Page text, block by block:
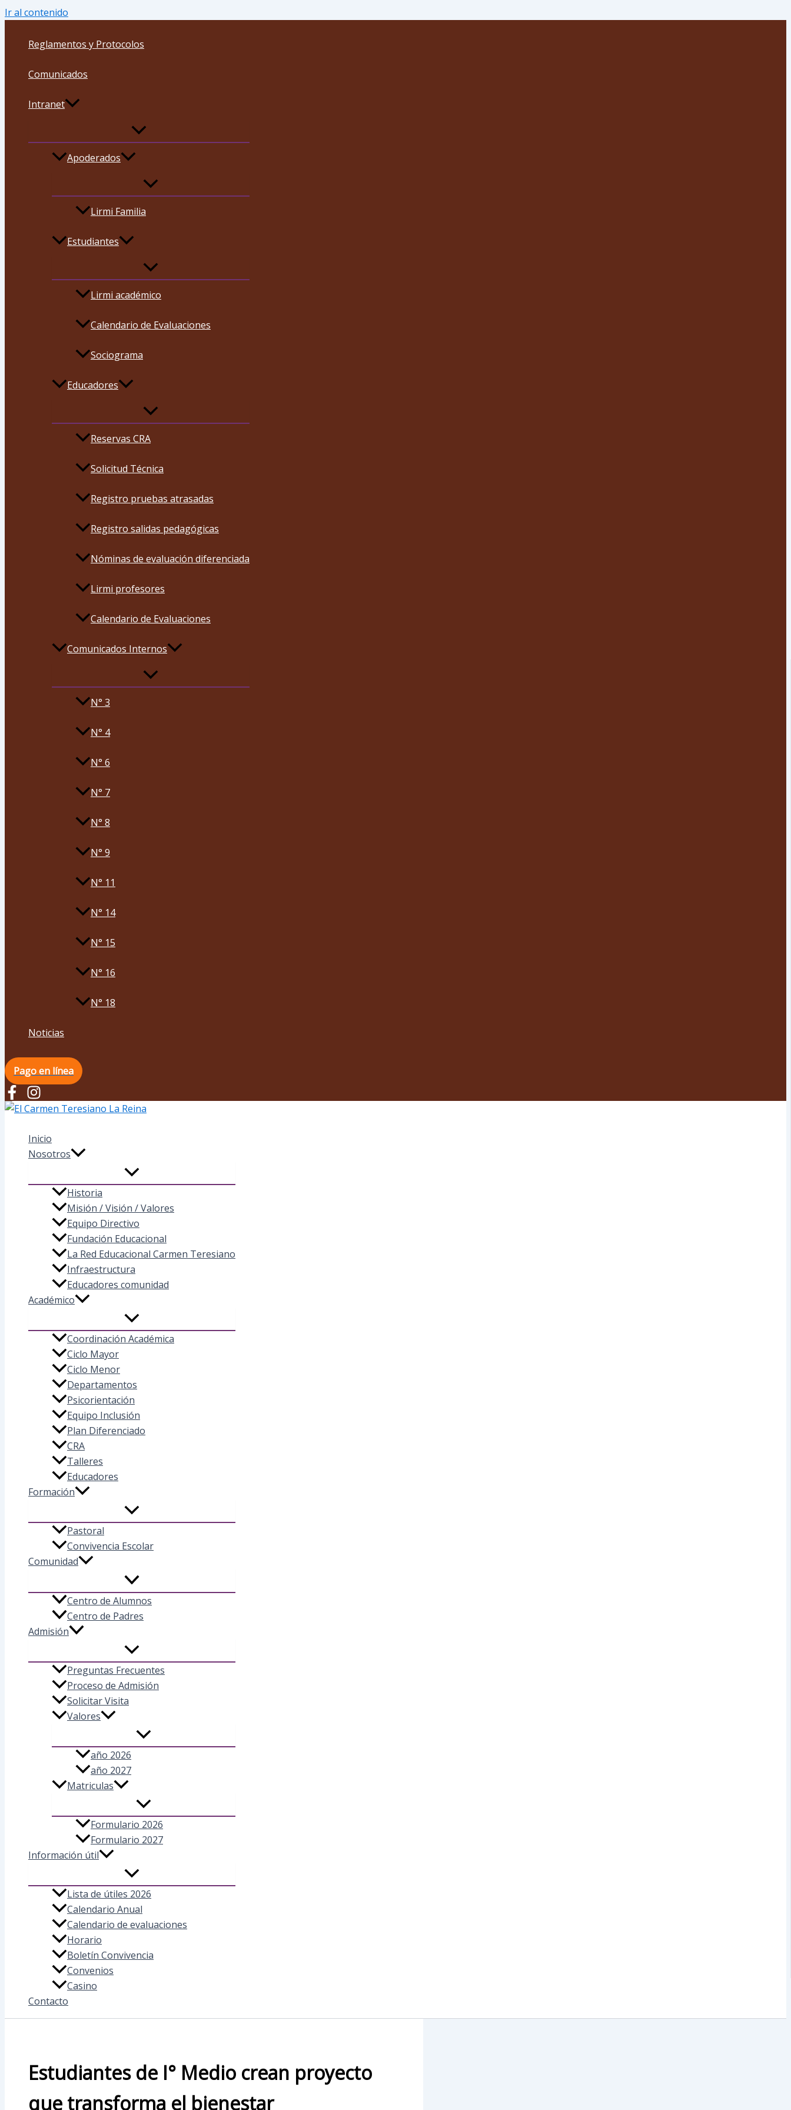
Ir al contenido
Reglamentos y Protocolos
Comunicados
Intranet
Apoderados
Lirmi Familia
Estudiantes
Lirmi académico
Calendario de Evaluaciones
Sociograma
Educadores
Reservas CRA
Solicitud Técnica
Registro pruebas atrasadas
Registro salidas pedagógicas
Nóminas de evaluación diferenciada
Lirmi profesores
Calendario de Evaluaciones
Comunicados Internos
N° 3
N° 4
N° 6
N° 7
N° 8
N° 9
N° 11
N° 14
N° 15
N° 16
N° 18
Noticias
Pago en línea
Inicio
Nosotros
Historia
Misión / Visión / Valores
Equipo Directivo
Fundación Educacional
La Red Educacional Carmen Teresiano
Infraestructura
Educadores comunidad
Académico
Coordinación Académica
Ciclo Mayor
Ciclo Menor
Departamentos
Psicorientación
Equipo Inclusión
Plan Diferenciado
CRA
Talleres
Educadores
Formación
Pastoral
Convivencia Escolar
Comunidad
Centro de Alumnos
Centro de Padres
Admisión
Preguntas Frecuentes
Proceso de Admisión
Solicitar Visita
Valores
año 2026
año 2027
Matriculas
Formulario 2026
Formulario 2027
Información útil
Lista de útiles 2026
Calendario Anual
Calendario de evaluaciones
Horario
Boletín Convivencia
Convenios
Casino
Contacto
Estudiantes de I° Medio crean proyecto
que transforma el bienestar